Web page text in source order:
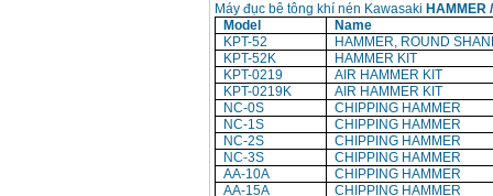
Máy đục bê tông khí nén Kawasaki HAMMER
Model
Name
KPT-52
HAMMER, ROUND
KPT-52K
HAMMER KIT
KPT-0219
AIR HAMMER KIT
KPT-0219K
AIR HAMMER KIT
NC-0S
CHIPPING HAMMER
NC-1S
CHIPPING HAMMER
NC-2S
CHIPPING HAMMER
NC-3S
CHIPPING HAMMER
AA-10A
CHIPPING HAMMER
AA-15A
CHIPPING HAMMER